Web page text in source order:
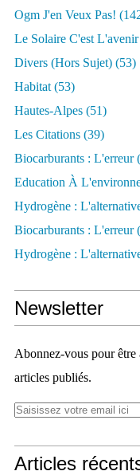
Ogm J'en Veux Pas!
Le Solaire C'est L'avenir
Divers (hors Sujet) (53)
Habitat (53)
Hautes-Alpes (51)
Les Citations (39)
Biocarburants : L'erreur
Education À
Hydrogène :
Biocarburants : L'erreur
Hydrogène :
Newsletter
Abonnez-vous pour être
articles publiés.
Articles